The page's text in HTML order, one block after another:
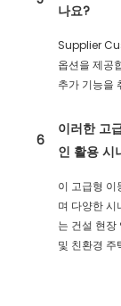
나요?
Supplier
옵션을 제공
추가 기능을
6
이러한 고
인 활용 시
이 고급형 이
며 다양한 시
는 건설 현장
및 친환경 주